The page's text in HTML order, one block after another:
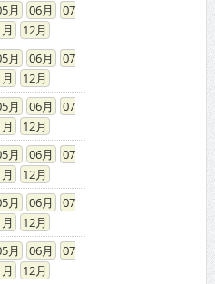
06
07
12
06
07
12
06
07
12
06
07
12
06
07
12
06
07
12